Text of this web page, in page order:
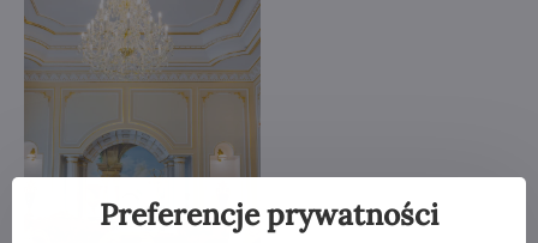
Preferencje prywatności